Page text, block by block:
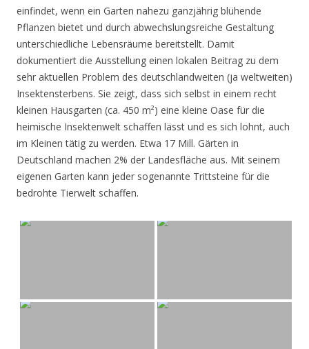
einfindet, wenn ein Garten nahezu ganzjährig blühende
Pflanzen bietet und durch abwechslungsreiche Gestaltung
unterschiedliche Lebensräume bereitstellt. Damit
dokumentiert die Ausstellung einen lokalen Beitrag zu dem
sehr aktuellen Problem des deutschlandweiten (ja weltweiten)
Insektensterbens. Sie zeigt, dass sich selbst in einem recht
kleinen Hausgarten (ca. 450 m²) eine kleine Oase für die
heimische Insektenwelt schaffen lässt und es sich lohnt, auch
im Kleinen tätig zu werden. Etwa 17 Mill. Gärten in
Deutschland machen 2% der Landesfläche aus. Mit seinem
eigenen Garten kann jeder sogenannte Trittsteine für die
bedrohte Tierwelt schaffen.